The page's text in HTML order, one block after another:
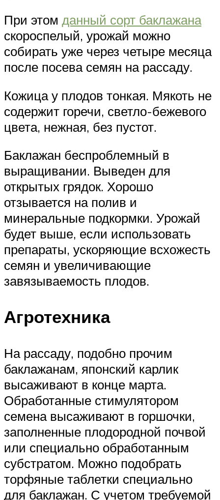
При этом данный сорт баклажана
скороспелый, урожай можно
собирать уже через четыре месяца
после посева семян на рассаду.
Кожица у плодов тонкая. Мякоть не
содержит горечи, светло-бежевого
цвета, нежная, без пустот.
Баклажан беспроблемный в
выращивании. Выведен для
открытых грядок. Хорошо
отзывается на полив и
минеральные подкормки. Урожай
будет выше, если использовать
препараты, ускоряющие всхожесть
семян и увеличивающие
завязываемость плодов.
Агротехника
На рассаду, подобно прочим
баклажанам, японский карлик
высаживают в конце марта.
Обработанные стимулятором
семена высаживают в горшочки,
заполненные плодородной почвой
или специально обработанным
субстратом. Можно подобрать
торфяные таблетки специально
для баклажан. С учетом требуемой